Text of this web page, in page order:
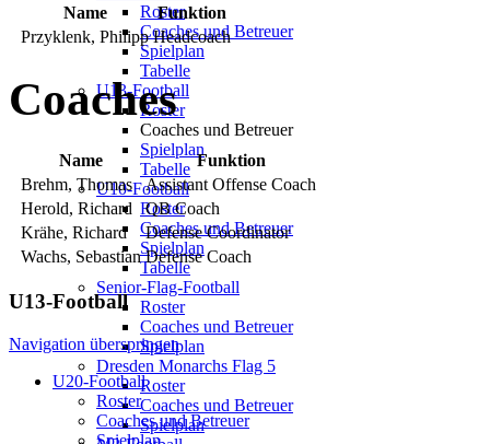
Roster
Coaches und Betreuer
Spielplan
Tabelle
U13-Football
Roster
Coaches und Betreuer
Spielplan
Tabelle
U10-Football
Roster
Coaches und Betreuer
Spielplan
Tabelle
Senior-Flag-Football
Roster
Coaches und Betreuer
Spielplan
Dresden Monarchs Flag 5
Roster
Coaches und Betreuer
Spielplan
Name
Funktion
Przyklenk, Philipp Headcoach
Coaches
Name
Funktion
Brehm, Thomas
Assistant Offense Coach
Herold, Richard
QB Coach
Krähe, Richard
Defense Coordinator
Wachs, Sebastian Defense Coach
U13-Football
Navigation überspringen
U20-Football
Roster
Coaches und Betreuer
Spielplan